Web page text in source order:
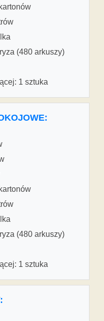
(480 arkuszy)
1 sztuka
(480 arkuszy)
1 sztuka